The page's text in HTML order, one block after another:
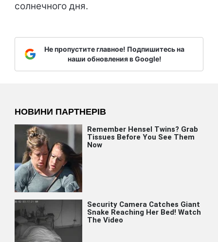
солнечного дня.
Не пропустите главное! Подпишитесь на
наши обновления в Google!